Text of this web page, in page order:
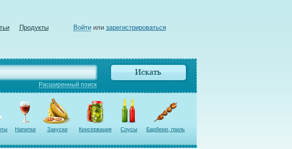
Продукты Войтиили зарегистрироваться
Расширенный поиск
Напитки Закуски Консервация Соусы Барбекю, гриль